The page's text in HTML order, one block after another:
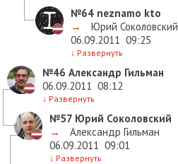
№64 neznamo kto
→
Юрий Соколовский
06.09.2011 09:25
↓ Развернуть
№46 Александр Гильман
06.09.2011 08:12
↓ Развернуть
№57 Юрий Соколовский
→
Александр Гильман
06.09.2011 09:01
↓ Развернуть